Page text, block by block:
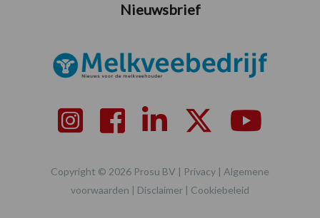
Nieuwsbrief
Copyright © 2026 Prosu BV | Privacy | Algemene
voorwaarden | Disclaimer | Cookiebeleid